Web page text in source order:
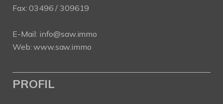
Fax: 03496 / 309619
E-Mail: info@saw.immo
Web:www.saw.immo
PROFIL